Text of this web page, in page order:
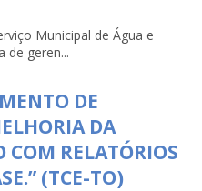
Municipal de Água e
de geren...
DE
DA
COM RELATÓRIOS
(TCE-TO)